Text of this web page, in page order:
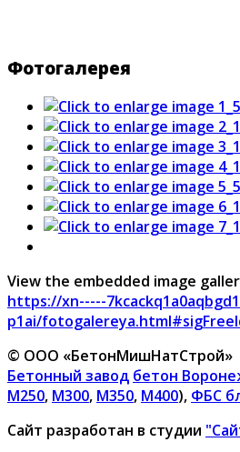
Фотогалерея
View the embedded image
https://xn-----
p1ai/
© ООО «БетонМишНатСтрой»
Бетонный завод бетон
М250, М300, М350, М400), ФБС
Сайт разработан в студии